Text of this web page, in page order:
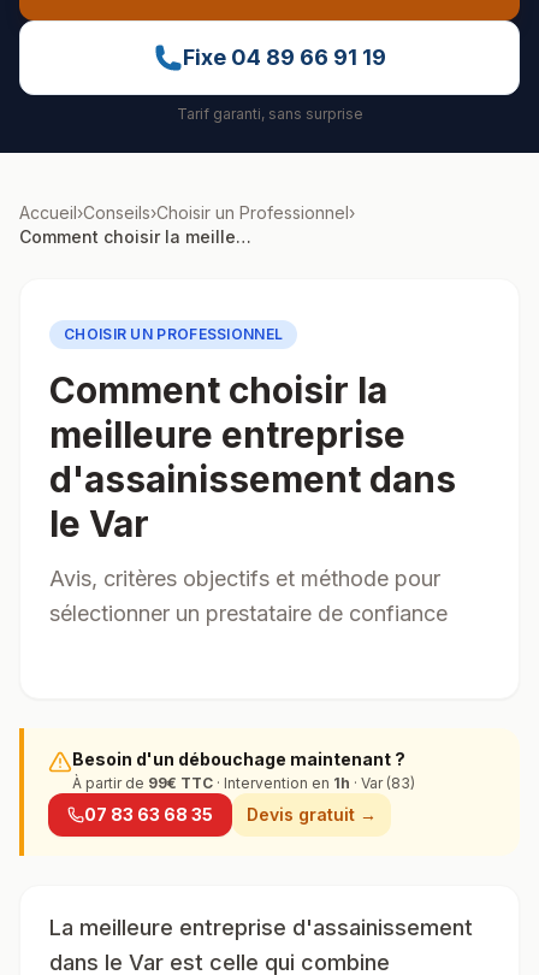
Fixe 04 89 66 91 19
Tarif garanti, sans surprise
Accueil›Conseils›Choisir un Professionnel›
Comment choisir la meilleure entreprise d'assainissement dans le Var
CHOISIR UN PROFESSIONNEL
Comment choisir la
meilleure entreprise
d'assainissement dans
le Var
Avis, critères objectifs et méthode pour
sélectionner un prestataire de confiance
Besoin d'un débouchage maintenant ?
À partir de 99€ TTC · Intervention en 1h · Var (83)
07 83 63 68 35 Devis gratuit →
La meilleure entreprise d'assainissement
dans le Var est celle qui combine